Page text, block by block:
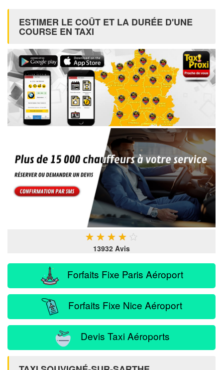
ESTIMER LE COÛT ET LA DURÉE D'UNE
COURSE EN TAXI
★ ★ ★ ★ ★
13932 Avis
Forfaits Fixe Paris Aéroport
Forfaits Fixe Nice Aéroport
Devis Taxi Aéroports